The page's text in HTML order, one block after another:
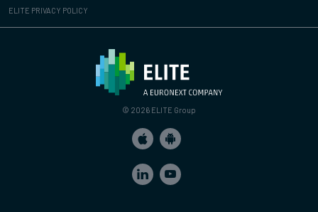
ELITE PRIVACY POLICY
© 2026 ELITE Group